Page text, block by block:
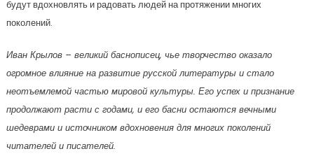
будут вдохновлять и радовать людей на протяжении многих
поколений.
Иван Крылов – великий баснописец, чье творчество оказало
огромное влияние на развитие русской литературы и стало
неотъемлемой частью мировой культуры. Его успех и признание
продолжают расти с годами, и его басни остаются вечными
шедеврами и источником вдохновения для многих поколений
читателей и писателей.